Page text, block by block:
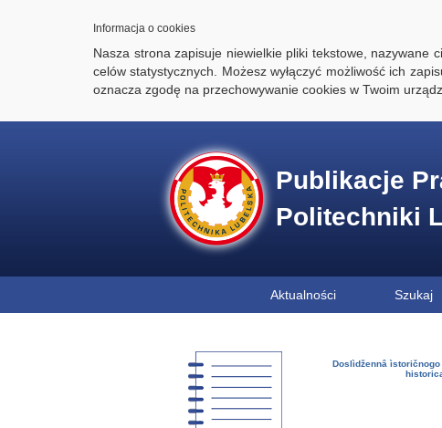
Informacja o cookies
Nasza strona zapisuje niewielkie pliki tekstowe, nazywane
celów statystycznych. Możesz wyłączyć możliwość ich
oznacza zgodę na przechowywanie cookies w Twoim
Publikacje
Politechniki
Aktualności Szukaj
Doslìdžennâ